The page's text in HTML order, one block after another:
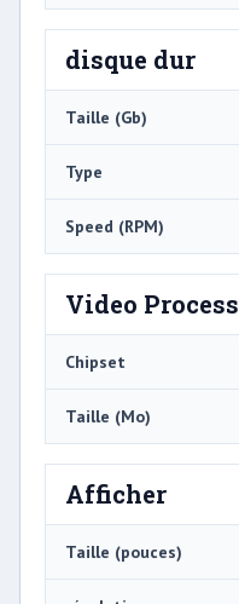
disque dur
Taille (Gb)
Type
Speed ​​(RPM)
Video
Chipset
Taille (Mo)
Afficher
Taille (pouces)